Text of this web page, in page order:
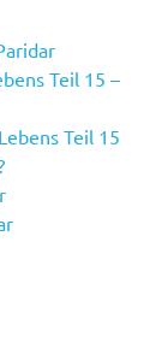
Teil 15 –
Teil 15